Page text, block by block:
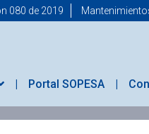
080 de 2019
Portal SOPESA